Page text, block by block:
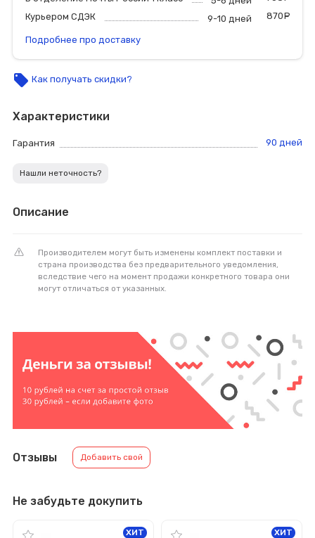
Курьером СДЭК
9-10 дней 870
Подробнее про доставку
local_offer Как получать скидки?
Характеристики
Гарантия 90 дней
Нашли неточность?
Описание
Производителем могут быть изменены комплект поставки и
страна производства без предварительного уведомления,
вследствие чего на момент продажи конкретного товара они
могут отличаться от указанных.
Отзывы Добавить свой
Не забудьте докупить
ХИТ ХИТ